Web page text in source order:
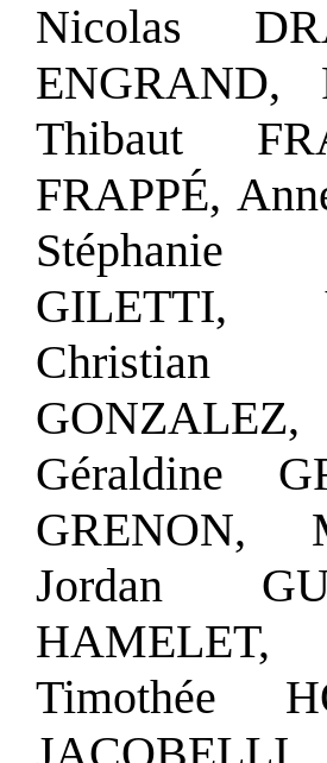
Nicolas
ENGRAND,
Thibaut
FRAPPÉ,
GILETTI,
Christian
GONZALEZ,
Géraldine
GRENON,
Jordan
HAMELET,
Timothée